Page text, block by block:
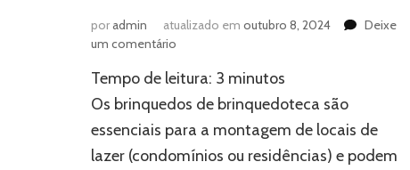
poradmin atualizado em outubro 8, 2024
Deixe
um comentário
de
brinquedoteca:
que
saber
Tempo de leitura: 3 minutos
Os brinquedos de brinquedoteca são
essenciais para a montagem de locais de
lazer (condomínios ou residências) e podem